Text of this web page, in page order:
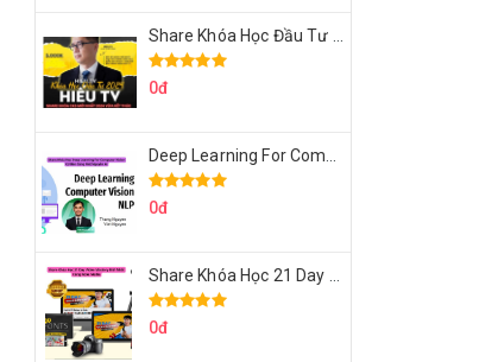
0đ
0đ
0đ